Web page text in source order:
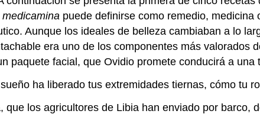
medicamina puede definirse como remedio,
Aunque los ideales de belleza cambiaban a lo
era uno de los componentes más
paquete facial, que Ovidio promete conducirá a
ha liberado tus extremidades tiernas, cómo tu
que los agricultores de Libia han enviado por barco,